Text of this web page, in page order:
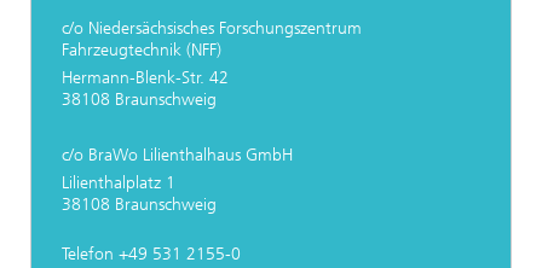
c/o Niedersächsisches Forschungszentrum
Fahrzeugtechnik (NFF)
Hermann-Blenk-Str. 42
38108 Braunschweig
c/o BraWo Lilienthalhaus GmbH
Lilienthalplatz 1
38108 Braunschweig
Telefon +49 531 2155-0